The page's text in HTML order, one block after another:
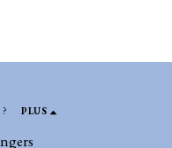
PLUS